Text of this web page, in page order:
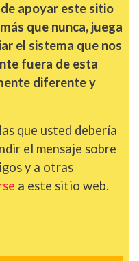
apoyar este sitio
que nunca, juega
el sistema que nos
fuera de esta
diferente y
que usted debería
el mensaje sobre
y a otras
a este sitio web.